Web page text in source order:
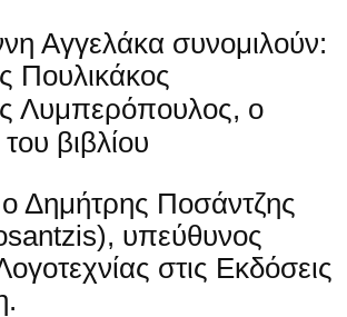
Αγγελάκα συνομιλούν:
Πουλικάκος
Λυμπερόπουλος, ο
βιβλίου
ο Δημήτρης Ποσάντζης
υπεύθυνος
στις Εκδόσεις